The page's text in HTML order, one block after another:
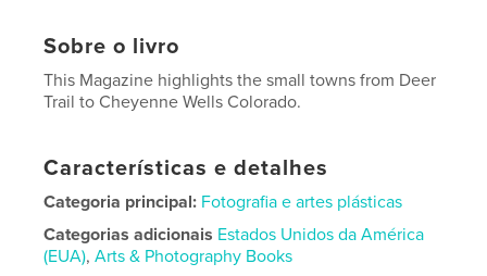
Sobre o livro
This Magazine highlights the small towns from Deer
Trail to Cheyenne Wells Colorado.
Características e detalhes
Categoria principal: Fotografia e artes plásticas
Categorias adicionais Estados Unidos da América
(EUA),Arts & Photography Books